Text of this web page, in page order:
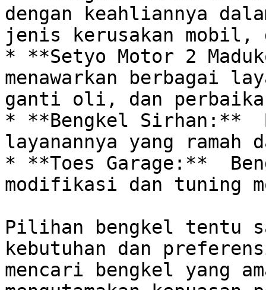
dengan keahliannya
jenis kerusakan
* **Setyo Motor 2
menawarkan berbagai
ganti oli, dan
* **Bengkel Sirhan:**
layanannya yang
* **Toes Garage:**
modifikasi dan tuning
Pilihan bengkel tentu
kebutuhan dan
mencari bengkel yang